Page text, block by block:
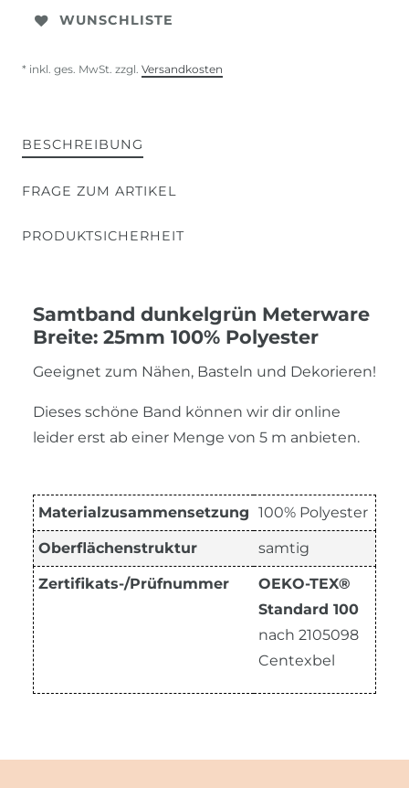
WUNSCHLISTE
* inkl. ges. MwSt. zzgl. Versandkosten
BESCHREIBUNG
FRAGE ZUM ARTIKEL
PRODUKTSICHERHEIT
Samtband dunkelgrün Meterware
Breite: 25mm 100% Polyester
Geeignet zum Nähen, Basteln und Dekorieren!
Dieses schöne Band können wir dir online
leider erst ab einer Menge von 5 m anbieten.
Materialzusammensetzung 100% Polyester
Oberflächenstruktur samtig
Zertifikats-/Prüfnummer
OEKO-TEX®
Standard 100
nach 2105098
Centexbel